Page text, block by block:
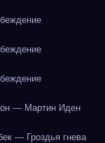
— Мартин Иден
— Гроздья гнева